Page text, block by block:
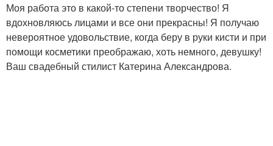
Моя работа это в какой-то степени творчество! Я
вдохновляюсь лицами и все они прекрасны! Я получаю
невероятное удовольствие, когда беру в руки кисти и при
помощи косметики преображаю, хоть немного, девушку!
Ваш свадебный стилист Катерина Александрова.